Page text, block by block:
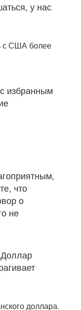
у нас
с США более
избранным
что
о
не
Доллар
доллара.